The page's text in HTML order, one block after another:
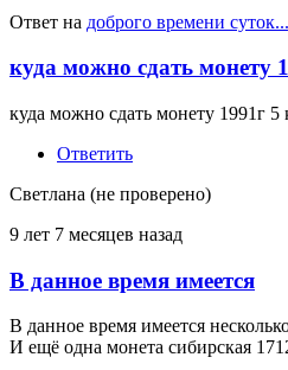
Ответ на доброго времени
куда можно сдать монету
куда можно сдать монету 1991г 5
Ответить
Светлана (не проверено)
9 лет 7 месяцев назад
В данное время имеется
В данное время имеется
И ещё одна монета сибирская